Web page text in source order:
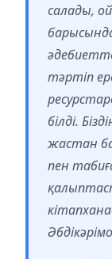
салады,
тәртіп
білді.
жастан
пен